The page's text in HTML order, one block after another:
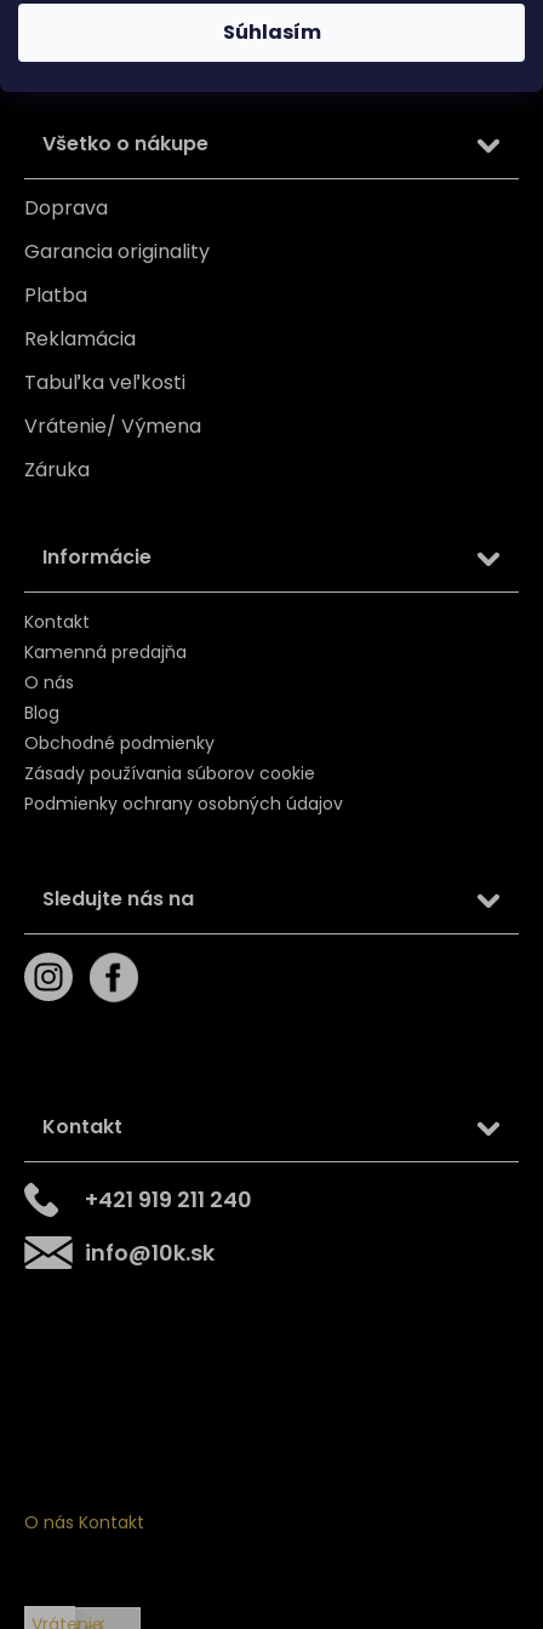
Súhlasím
Všetko o nákupe
Doprava
Garancia originality
Platba
Reklamácia
Tabuľka veľkosti
Vrátenie/ Výmena
Záruka
Informácie
Kontakt
Kamenná predajňa
O nás
Blog
Obchodné podmienky
Zásady používania súborov cookie
Podmienky ochrany osobných údajov
Sledujte nás na
Kontakt
info@10k.sk
+421 919 211 240
O nás Kontakt